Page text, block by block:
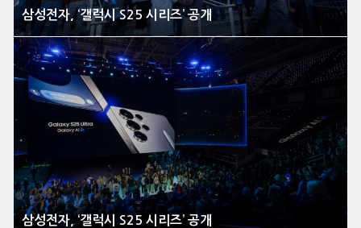
삼성전자, ‘갤럭시 S25 시리즈’ 공개
삼성전자, ‘갤럭시 S25 시리즈’ 공개